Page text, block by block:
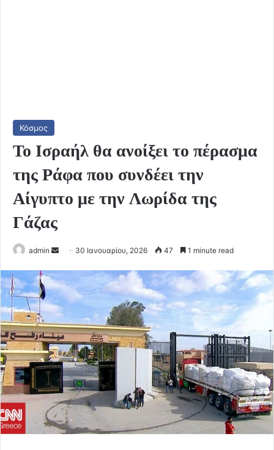
Κόσμος
Το Ισραήλ θα ανοίξει το πέρασμα
της Ράφα που συνδέει την
Αίγυπτο με την Λωρίδα της
Γάζας
admin
Send
email
30 Ιανουαρίου, 2026 47 1 minute read